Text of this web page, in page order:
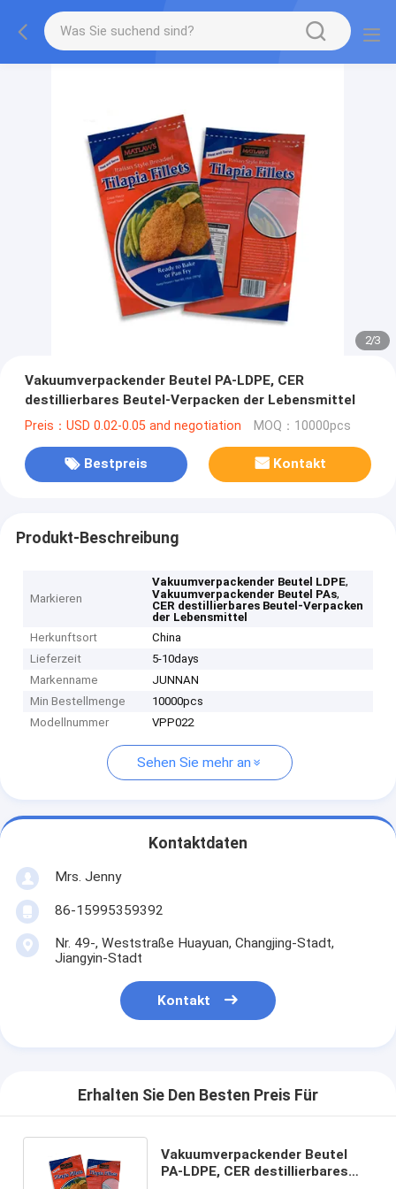
2/3
Vakuumverpackender Beutel PA-LDPE, CER
destillierbares Beutel-Verpacken der Lebensmittel
Preis：USD 0.02-0.05 and negotiation MOQ：10000pcs
Bestpreis Kontakt
Produkt-Beschreibung
Markieren
Vakuumverpackender Beutel LDPE,
Vakuumverpackender Beutel PAs,
CER destillierbares Beutel-Verpacken
der Lebensmittel
Herkunftsort
China
Lieferzeit
5-10days
Markenname
JUNNAN
Min Bestellmenge
10000pcs
Modellnummer
VPP022
Sehen Sie mehr an
Kontaktdaten
Mrs. Jenny
86-15995359392
Nr. 49-, Weststraße Huayuan, Changjing-Stadt,
Jiangyin-Stadt
Kontakt
Erhalten Sie Den Besten Preis Für
Vakuumverpackender Beutel
PA-LDPE, CER destillierbares